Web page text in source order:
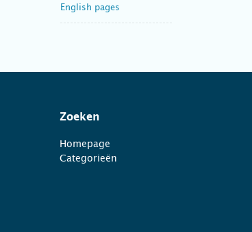
English pages
Zoeken
Homepage
Categorieën